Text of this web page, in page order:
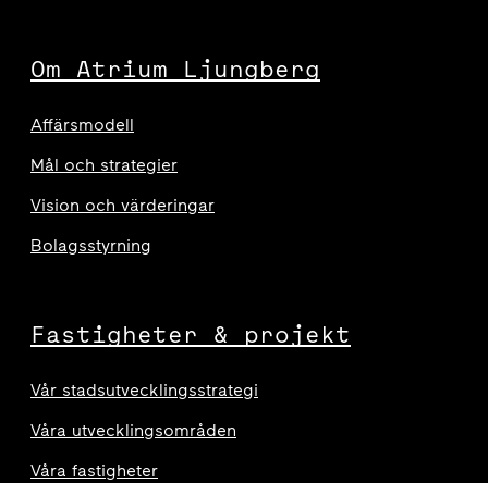
Om Atrium Ljungberg
Affärsmodell
Mål och strategier
Vision och värderingar
Bolagsstyrning
Fastigheter & projekt
Vår stadsutvecklingsstrategi
Våra utvecklingsområden
Våra fastigheter